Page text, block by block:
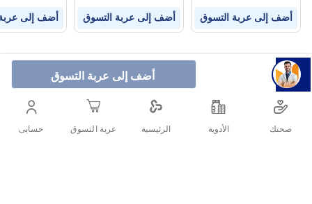
أضف إلى عربة التسوق
أضف إلى عربة التسوق أضف إلى عربة التسوق أضف إلى
صحتك الأدوية الرئيسية عربة التسوق حسابى